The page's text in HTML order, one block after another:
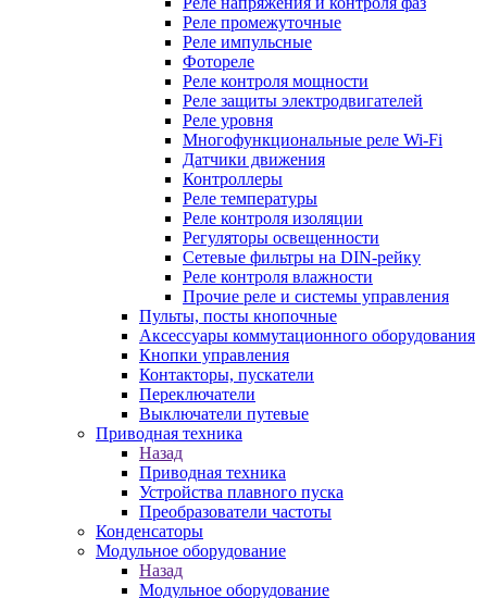
Реле промежуточные
Реле импульсные
Фотореле
Реле контроля мощности
Реле защиты электродвигателей
Реле уровня
Многофункциональные реле Wi-Fi
Датчики движения
Контроллеры
Реле температуры
Реле контроля изоляции
Регуляторы освещенности
Сетевые фильтры на DIN-рейку
Реле контроля влажности
Прочие реле и системы управления
Пульты, посты кнопочные
Аксессуары коммутационного оборудования
Кнопки управления
Контакторы, пускатели
Переключатели
Выключатели путевые
Приводная техника
Назад
Приводная техника
Устройства плавного пуска
Преобразователи частоты
Конденсаторы
Модульное оборудование
Назад
Модульное оборудование